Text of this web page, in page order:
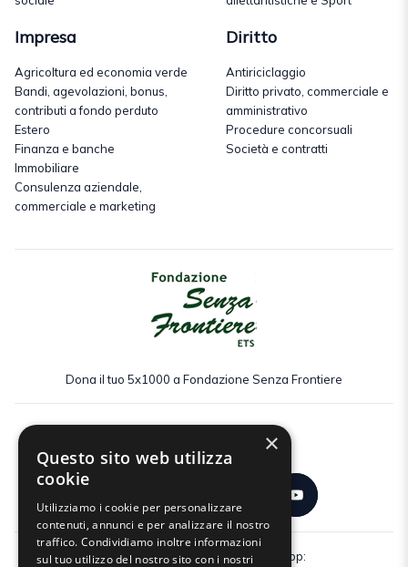
Impresa
Agricoltura ed economia verde
Bandi, agevolazioni, bonus,
contributi a fondo perduto
Estero
Finanza e banche
Immobiliare
Consulenza aziendale,
commerciale e marketing
Diritto
Antiriciclaggio
Diritto privato, commerciale e
amministrativo
Procedure concorsuali
Società e contratti
Dona il tuo 5x1000 a Fondazione Senza Frontiere
Scarica gratuitamente la nostra app:
×
Questo sito web utilizza
cookie
Utilizziamo i cookie per personalizzare
contenuti, annunci e per analizzare il nostro
traffico. Condividiamo inoltre informazioni
sul tuo utilizzo del nostro sito con i nostri